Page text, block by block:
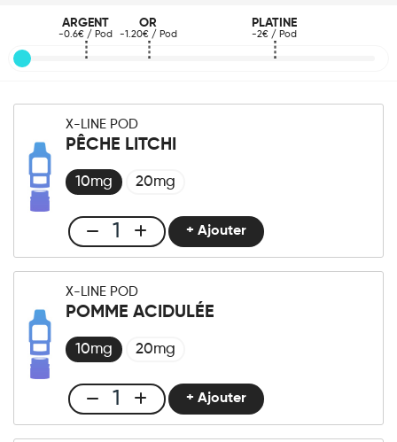
DEVENIR REVENDEUR
ARGENT
-0.6€ / Pod
OR
-1.20€ / Pod
PLATINE
-2€ / Pod
X-LINE POD
PÊCHE LITCHI
10mg 20mg
Club
X-
LINE
-
Pêche
quantité
+ Ajouter
X-LINE POD
POMME ACIDULÉE
10mg 20mg
Club
X-
+ Ajouter